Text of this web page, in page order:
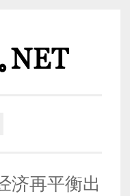
济再平衡出